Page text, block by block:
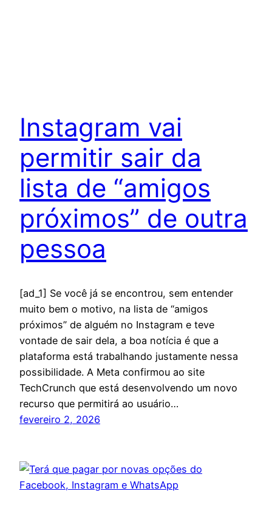
Instagram vai
permitir sair da
lista de “amigos
próximos” de outra
pessoa
[ad_1] Se você já se encontrou, sem entender
muito bem o motivo, na lista de “amigos
próximos” de alguém no Instagram e teve
vontade de sair dela, a boa notícia é que a
plataforma está trabalhando justamente nessa
possibilidade. A Meta confirmou ao site
TechCrunch que está desenvolvendo um novo
recurso que permitirá ao usuário…
fevereiro 2, 2026